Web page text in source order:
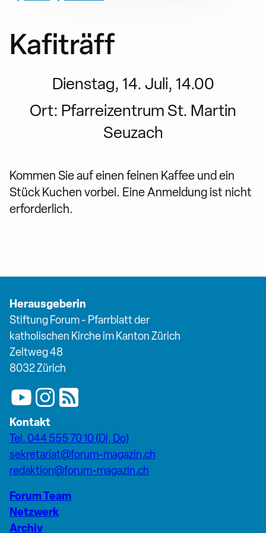
Kafiträff
Dienstag, 14. Juli, 14.00
Ort: Pfarreizentrum St. Martin
Seuzach
Kommen Sie auf einen feinen Kaffee und ein
Stück Kuchen vorbei. Eine Anmeldung ist nicht
erforderlich.
Herausgeberin
Stiftung Forum - Pfarrblatt der
katholischen Kirche im Kanton Zürich
Zeltweg 48
8032 Zürich
Kontakt
Tel. 044 555 70 10 (Di, Do)
sekretariat@forum-magazin.ch
redaktion@forum-magazin.ch
Forum Team
Netzwerk
Archiv